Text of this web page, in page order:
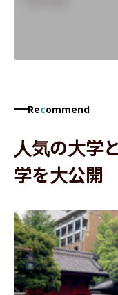
Recommend
人気の大学
学を大公開